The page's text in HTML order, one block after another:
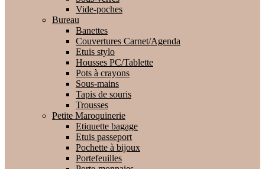
Vide-poches
Bureau
Banettes
Couvertures Carnet/Agenda
Etuis stylo
Housses PC/Tablette
Pots à crayons
Sous-mains
Tapis de souris
Trousses
Petite Maroquinerie
Etiquette bagage
Etuis passeport
Pochette à bijoux
Portefeuilles